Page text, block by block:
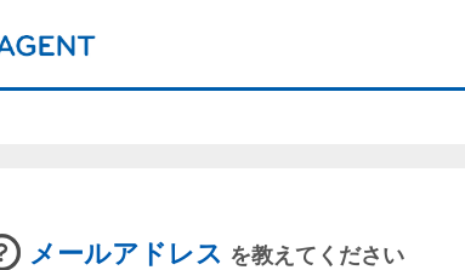
メールアドレス を教えてください